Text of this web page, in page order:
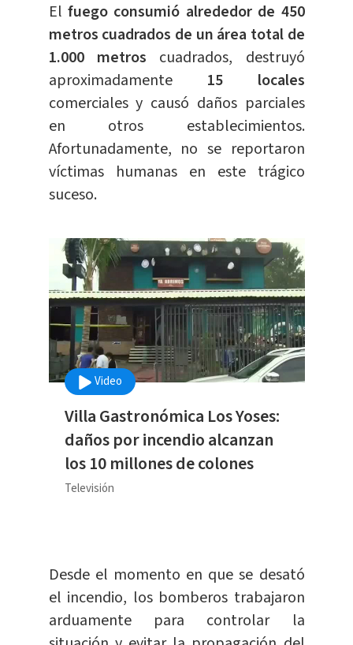
El fuego consumió alrededor de 450
metros cuadrados de un área total de
1.000 metros cuadrados, destruyó
aproximadamente 15 locales
comerciales y causó daños parciales
en otros establecimientos.
Afortunadamente, no se reportaron
víctimas humanas en este trágico
suceso.
Video
Villa Gastronómica Los Yoses:
daños por incendio alcanzan
los 10 millones de colones
Televisión
Desde el momento en que se desató
el incendio, los bomberos trabajaron
arduamente para controlar la